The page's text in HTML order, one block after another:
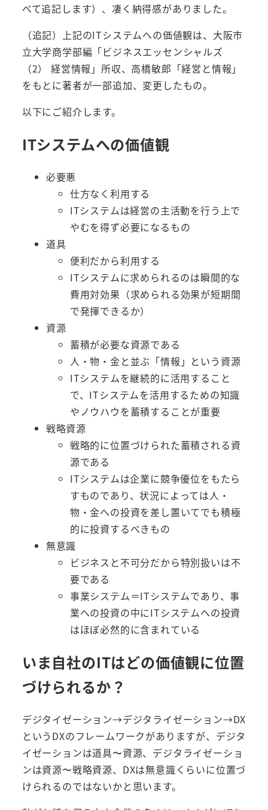
べて追記します）、凄く納得感がありました。
（追記）上記のITシステムへの価値観は、大阪市
立大学商学部編「ビジネスエッセンシャルズ
（2） 経営情報」所収、高橋敏郎「経営と情報」
をもとに著者が一部追加、変更したもの。
以下にご紹介します。
ITシステムへの価値観
必要悪
仕方なく利用する
ITシステムは経営の主活動を行う上で
やむを得ず必要になるもの
道具
便利だから利用する
ITシステムに求められるのは瞬間的な
費用対効果（求められる効果が短期間
で発揮できるか）
資源
蓄積が必要な資源である
人・物・金と並ぶ「情報」という資源
ITシステムを継続的に活用すること
で、ITシステムを活用するための知識
やノウハウを蓄積することが重要
戦略資源
戦略的に位置づけられた蓄積される資
源である
ITシステムは企業に競争優位をもたら
すものであり、状況によっては人・
物・金への投資を差し置いてでも積極
的に投資するべきもの
無意識
ビジネスと不可分だから特別扱いは不
要である
事業システム＝ITシステムであり、事
業への投資の中にITシステムへの投資
はほぼ必然的に含まれている
いま自社のITはどの価値観に位置
づけられるか？
デジタイゼーション→デジタライゼーション→DX
というDXのフレームワークがありますが、デジタ
イゼーションは道具〜資源、デジタライゼーショ
ンは資源〜戦略資源、DXは無意識くらいに位置づ
けられるのではないかと思います。